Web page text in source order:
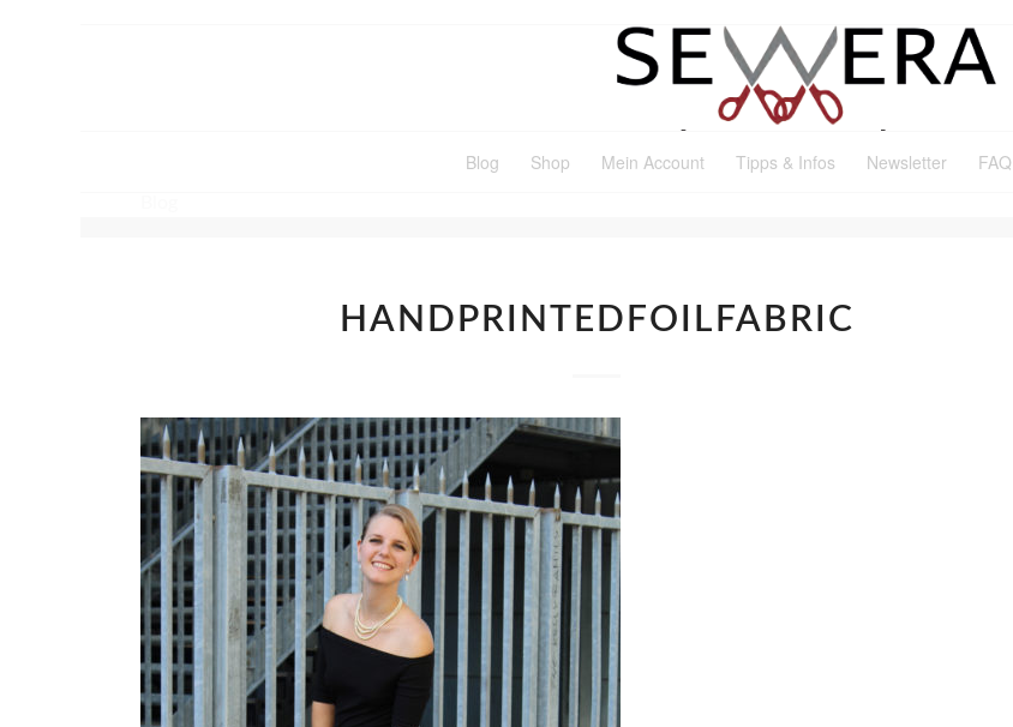
Blog Shop Mein Account Tipps & Infos Newsletter FAQ
HANDPRINTEDFOILFABRIC